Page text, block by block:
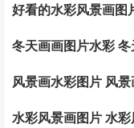
好看的水彩风景画图
冬天画画图片水彩
风景画水彩图片 风
水彩风景画图片 水